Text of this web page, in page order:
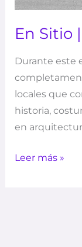
En Sitio
Durante este
locales que
historia,
en
Leer más »